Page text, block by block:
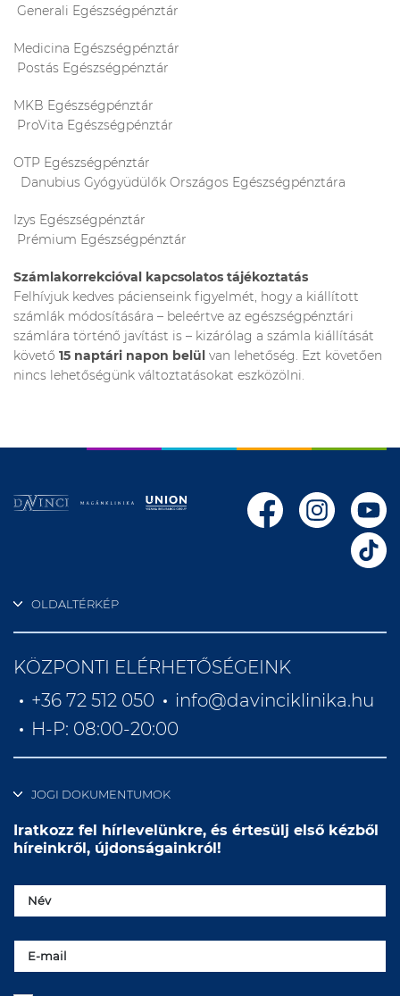
Generali Egészségpénztár
Medicina Egészségpénztár
Postás Egészségpénztár
MKB Egészségpénztár
ProVita Egészségpénztár
OTP Egészségpénztár
Danubius Gyógyüdülők Országos Egészségpénztára
Izys Egészségpénztár
Prémium Egészségpénztár
Számlakorrekcióval kapcsolatos tájékoztatás
Felhívjuk kedves pácienseink figyelmét, hogy a kiállított
számlák módosítására – beleértve az egészségpénztári
számlára történő javítást is – kizárólag a számla kiállítását
követő 15 naptári napon belül van lehetőség. Ezt követően
nincs lehetőségünk változtatásokat eszközölni.
OLDALTÉRKÉP
KÖZPONTI ELÉRHETŐSÉGEINK
+36 72 512 050
info@davinciklinika.hu
H-P: 08:00-20:00
JOGI DOKUMENTUMOK
Iratkozz fel hírlevelünkre, és értesülj első kézből
híreinkről, újdonságainkról!